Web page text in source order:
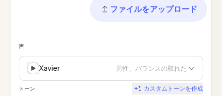
ファイルをアップロード
声
Xavier 男性、バランスの取れた
トーン カスタムトーンを作成